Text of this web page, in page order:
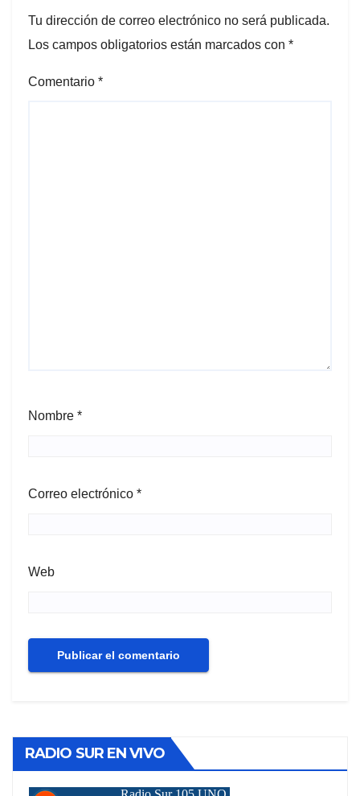
Tu dirección de correo electrónico no será publicada.
Los campos obligatorios están marcados con *
Comentario *
Nombre *
Correo electrónico *
Web
RADIO SUR EN VIVO